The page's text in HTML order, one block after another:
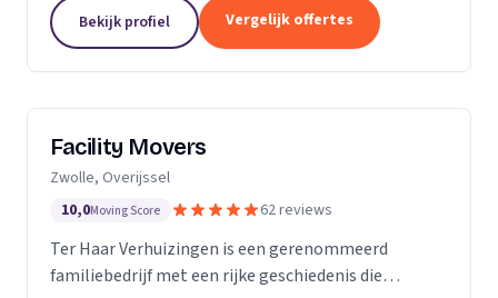
ooit begonnen is met verhuizen. De eerste
advertenties van...
Bekijk profiel Vergelijk offertes
Facility Movers
Zwolle, Overijssel
10,0Moving Score 62 reviews
Ter Haar Verhuizingen is een gerenommeerd
familiebedrijf met een rijke geschiedenis die